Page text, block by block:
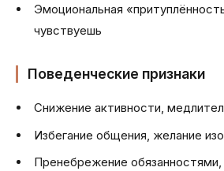
Эмоциональная
чувствуешь
Поведенческие признаки
Снижение активности,
Избегание общения, желание
Пренебрежение